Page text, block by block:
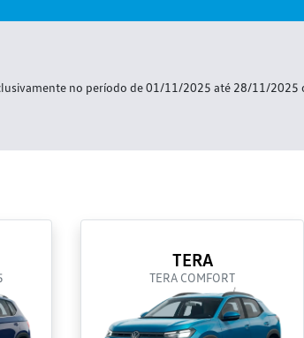
no período de 01/11/2025 até 28/11/
TERA
TERA COMFORT